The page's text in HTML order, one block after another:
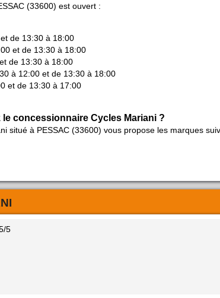
(33600) est ouvert :
de 13:30 à 18:00
et de 13:30 à 18:00
de 13:30 à 18:00
à 12:00 et de 13:30 à 18:00
et de 13:30 à 17:00
concessionnaire Cycles Mariani ?
situé à PESSAC (33600) vous propose les marques
5